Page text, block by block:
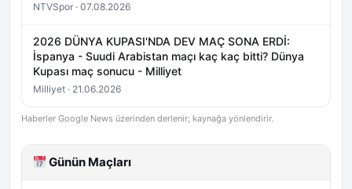
NTVSpor · 07.08.2026
2026 DÜNYA KUPASI'NDA DEV MAÇ SONA ERDİ:
İspanya - Suudi Arabistan maçı kaç kaç bitti? Dünya
Kupası maç sonucu - Milliyet
Milliyet · 21.06.2026
Haberler Google News üzerinden derlenir; kaynağa yönlendirir.
Günün Maçları